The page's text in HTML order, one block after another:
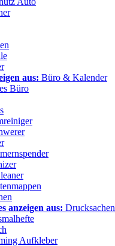
aus: Büro & Kalender
Büro
anzeigen aus: Drucksachen
Aufkleber